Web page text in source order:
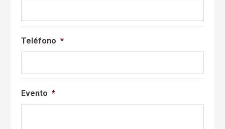
Teléfono *
Evento *